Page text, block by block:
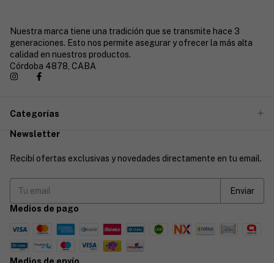
Nuestra marca tiene una tradición que se transmite hace 3
generaciones. Esto nos permite asegurar y ofrecer la más alta
calidad en nuestros productos.
Córdoba 4878, CABA
Categorías
Newsletter
Recibí ofertas exclusivas y novedades directamente en tu email.
Medios de pago